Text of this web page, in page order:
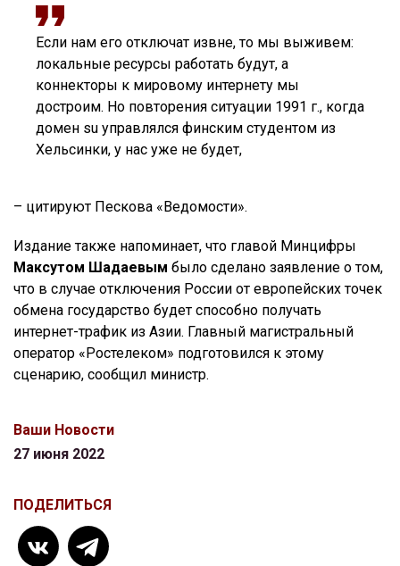
Если нам его отключат извне, то мы выживем:
локальные ресурсы работать будут, а
коннекторы к мировому интернету мы
достроим. Но повторения ситуации 1991 г., когда
домен su управлялся финским студентом из
Хельсинки, у нас уже не будет,
– цитируют Пескова «Ведомости».
Издание также напоминает, что главой Минцифры
Максутом Шадаевым было сделано заявление о том,
что в случае отключения России от европейских точек
обмена государство будет способно получать
интернет-трафик из Азии. Главный магистральный
оператор «Ростелеком» подготовился к этому
сценарию, сообщил министр.
Ваши Новости
27 июня 2022
ПОДЕЛИТЬСЯ